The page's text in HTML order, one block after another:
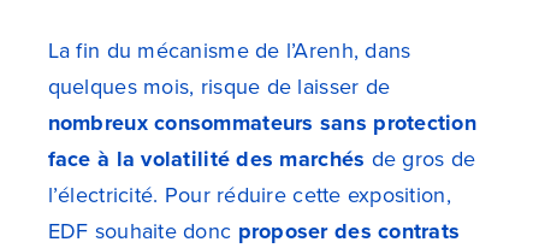
La fin du mécanisme de l’Arenh, dans
quelques mois, risque de laisser de
nombreux consommateurs sans protection
face à la volatilité des marchés de gros de
l’électricité. Pour réduire cette exposition,
EDF souhaite donc proposer des contrats